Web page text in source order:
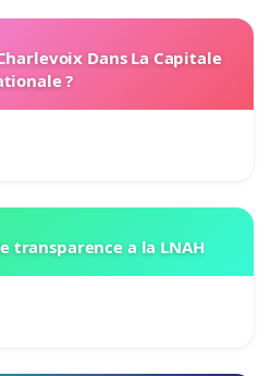
Dans La Capitale
?
transparence a la LNAH